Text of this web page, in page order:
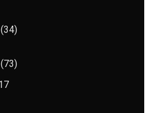
(34)
(73)